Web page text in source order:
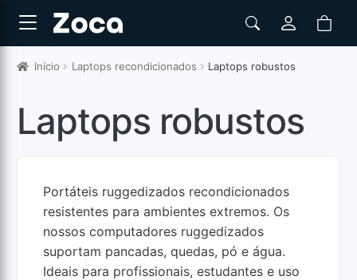
Início Laptops recondicionados Laptops robustos
Laptops robustos
Portáteis ruggedizados recondicionados
resistentes para ambientes extremos. Os
nossos computadores ruggedizados
suportam pancadas, quedas, pó e água.
Ideais para profissionais, estudantes e uso